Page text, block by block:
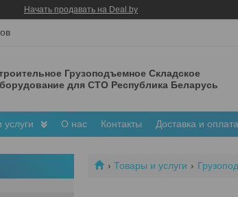
Начать продавать на Deal.by
Грузоподъемное Складское
для СТО Республика Беларусь
О нас Контакты Доставка и оплата
Товары и услуги